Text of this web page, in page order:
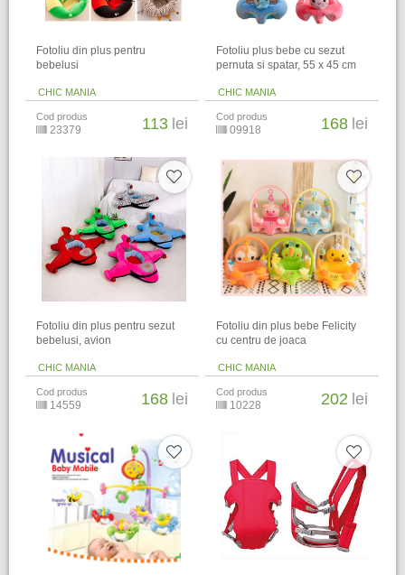
Fotoliu din plus pentru
bebelusi
CHIC MANIA
Cod produs
23379 113 lei
Fotoliu plus bebe cu sezut
pernuta si spatar, 55 x 45 cm
CHIC MANIA
Cod produs
09918 168 lei
Fotoliu din plus pentru sezut
bebelusi, avion
CHIC MANIA
Cod produs
14559 168 lei
Fotoliu din plus bebe Felicity
cu centru de joaca
CHIC MANIA
Cod produs
10228 202 lei